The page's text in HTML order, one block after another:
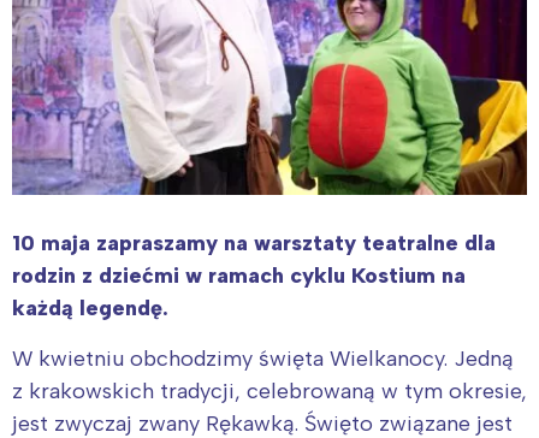
10 maja zapraszamy na warsztaty teatralne dla
rodzin z dziećmi w ramach cyklu Kostium na
każdą legendę.
W kwietniu obchodzimy święta Wielkanocy. Jedną
z krakowskich tradycji, celebrowaną w tym okresie,
jest zwyczaj zwany Rękawką. Święto związane jest